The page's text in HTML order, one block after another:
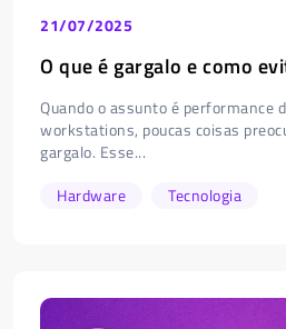
21/07/2025
O que é gargalo e como
Quando o assunto é performance
workstations, poucas coisas
gargalo. Esse...
Hardware
Tecnologia